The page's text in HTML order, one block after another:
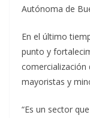
Autónoma de
En el último
punto y
comercialización
mayoristas y
“Es un sector